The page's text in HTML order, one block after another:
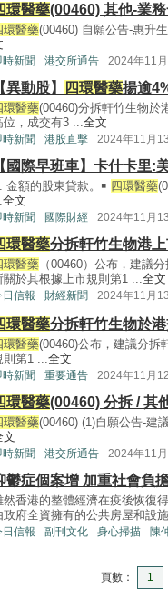
環醫藥(00460) 其他-業
環醫藥(00460) 自願公告-惠升
時新聞 港交所通告 2024年11
【異動股】 四環醫藥揚逾
環醫藥(00460)分拆軒竹生物於
位，成交有3 ...全文
時新聞 港股直擊 2024年11月
【國際早班車】卡什卡里:
金額的股東貸款。￭ 四環醫藥
全文
時新聞 國際財經 2024年11月
環醫藥分拆軒竹生物港
環醫藥 （00460）公布，建議
關於其根據上市規則第1 ...全文
日信報 財經新聞 2024年11月
環醫藥分拆軒竹生物於
環醫藥(00460)公布，建議分拆
則第1 ... 全文
時新聞 重要通告 2024年11月
環醫藥(00460) 分拆 / 其
環醫藥(00460) (1)自願公告-建
文
時新聞 港交所通告 2024年11
鬱症個案增 加重社會負
然香港的整體經濟在疫後恢復
政府全資擁有的公共房屋和設施
日信報 副刊文化 身心掃描 陳
頁數： 1